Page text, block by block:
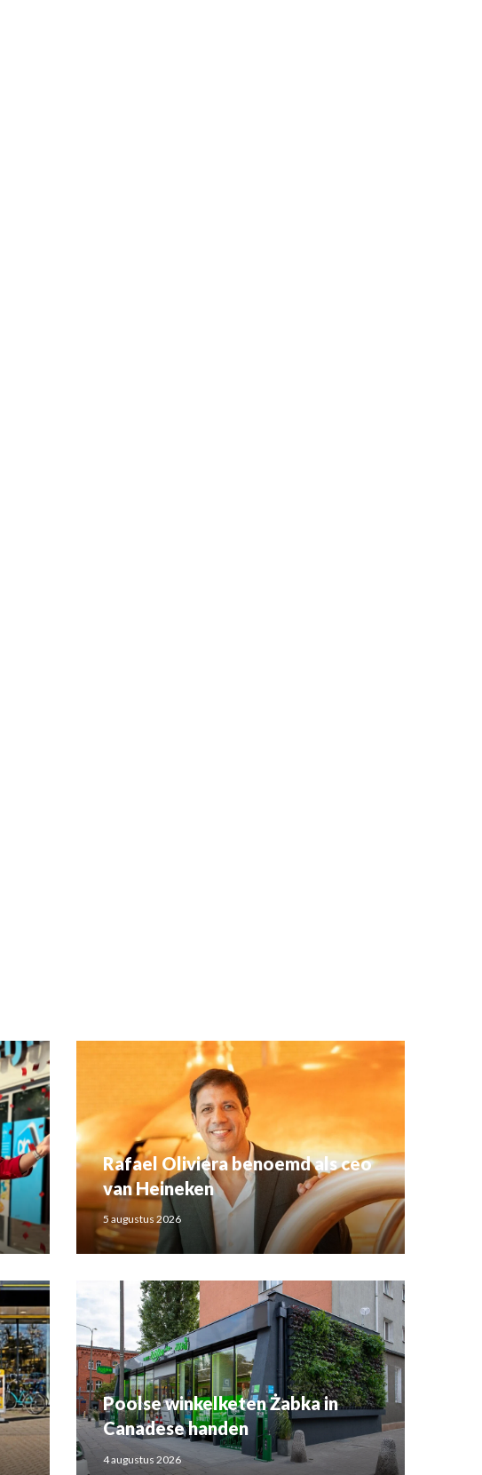
Rafael Oliviera benoemd als ceo
van Heineken
5 augustus 2026
Poolse winkelketen Żabka in
Canadese handen
4 augustus 2026